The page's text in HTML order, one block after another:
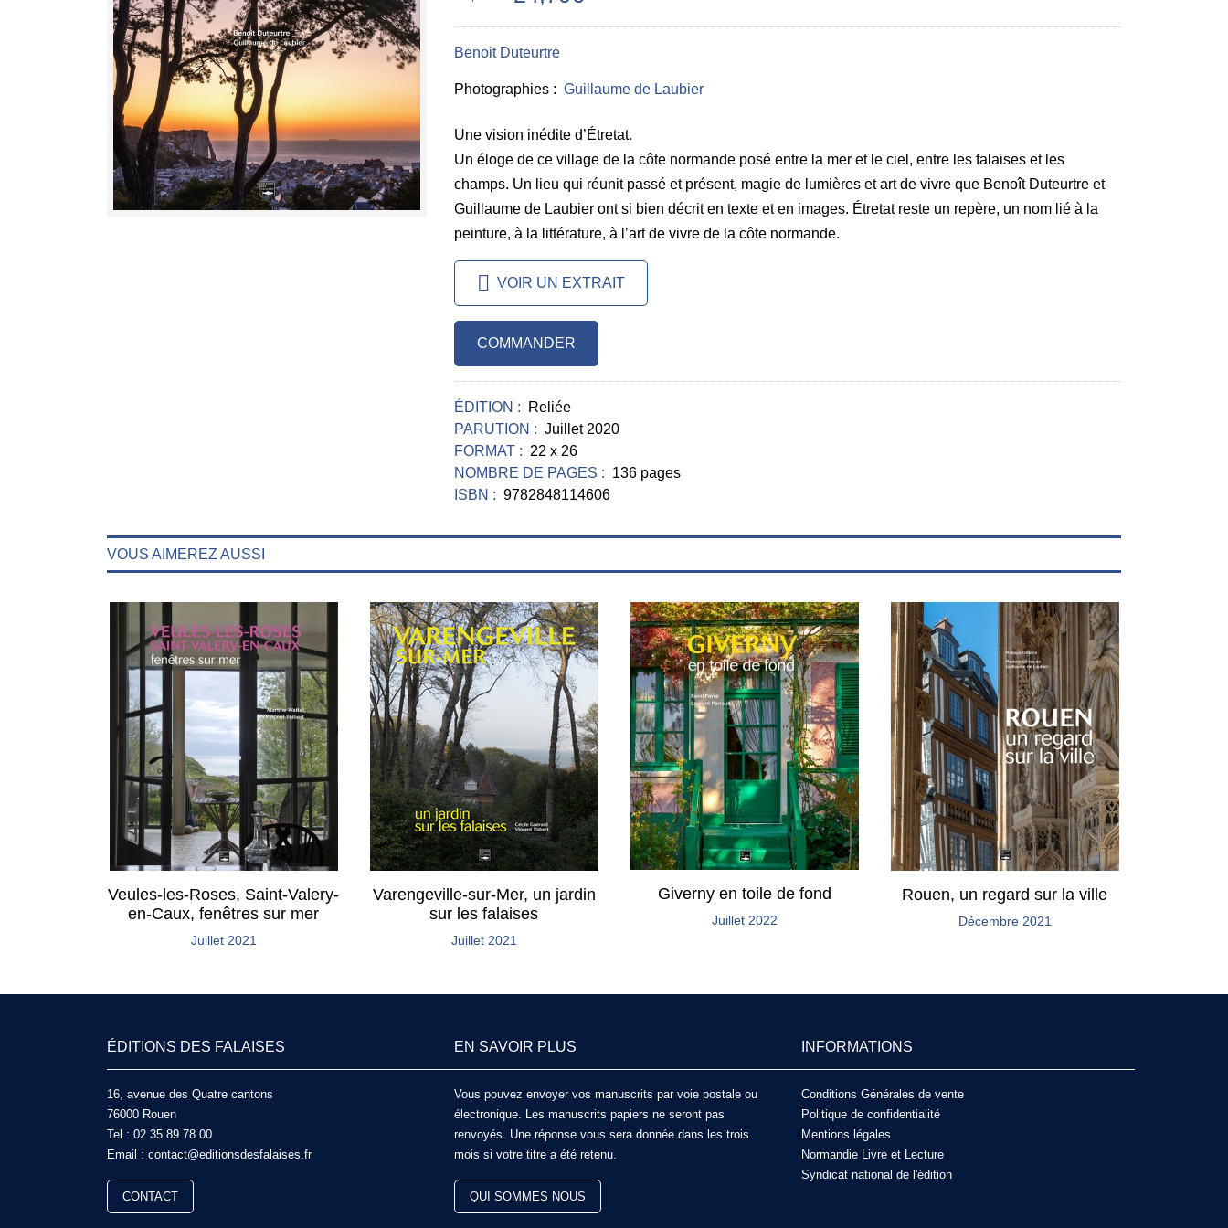
Benoit Duteurtre
Photographies : Guillaume de Laubier
Une vision inédite d’Étretat.
Un éloge de ce village de la côte normande posé entre la mer et le ciel, entre les falaises et les
champs. Un lieu qui réunit passé et présent, magie de lumières et art de vivre que Benoît Duteurtre et
Guillaume de Laubier ont si bien décrit en texte et en images. Étretat reste un repère, un nom lié à la
peinture, à la littérature, à l’art de vivre de la côte normande.
VOIR UN EXTRAIT
COMMANDER
ÉDITION :
Reliée
PARUTION : Juillet 2020
FORMAT : 22 x 26
NOMBRE DE PAGES : 136 pages
ISBN : 9782848114606
VOUS AIMEREZ AUSSI
Veules-les-Roses, Saint-Valery-
en-Caux, fenêtres sur mer
Juillet 2021
Varengeville-sur-Mer, un jardin
sur les falaises
Juillet 2021
Giverny en toile de fond
Juillet 2022
Rouen, un regard sur la ville
Décembre 2021
ÉDITIONS DES FALAISES
16, avenue des Quatre cantons
76000 Rouen
Tel : 02 35 89 78 00
Email : contact@editionsdesfalaises.fr
CONTACT
EN SAVOIR PLUS
Vous pouvez envoyer vos manuscrits par voie postale ou
électronique. Les manuscrits papiers ne seront pas
renvoyés. Une réponse vous sera donnée dans les trois
mois si votre titre a été retenu.
QUI SOMMES NOUS
INFORMATIONS
Conditions Générales de vente
Politique de confidentialité
Mentions légales
Normandie Livre et Lecture
Syndicat national de l'édition